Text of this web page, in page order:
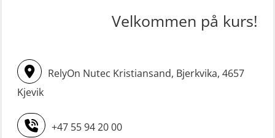
Livbåtfører Sliskelivbåt grunnkurs
Livbåtfører fritt fall FF48 repetisjon
(OSE1471)
Livbåtfører grunnkurs m/E-læring
FF1200 (OSE1424)
STCW oppgradering for
(MBS124)
STCW oppgradering for
maskinoffiserer uten fartstid 66 t
(MBS125)
Velkommen på kurs!
RelyOn Nutec Kristiansand, Bjerkvika, 4657
Kjevik
+47 55 94 20 00